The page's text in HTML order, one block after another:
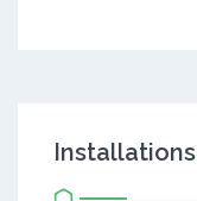
Installations